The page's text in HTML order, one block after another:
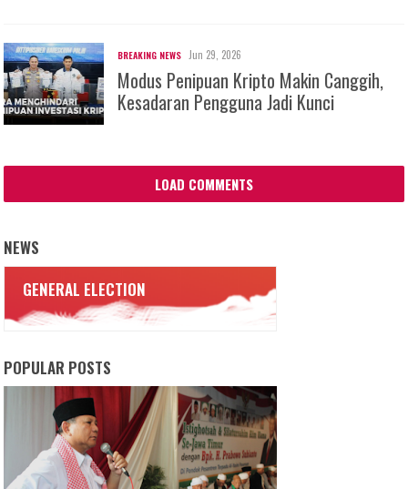
BREAKING NEWS Jun 29, 2026
Modus Penipuan Kripto Makin Canggih,
Kesadaran Pengguna Jadi Kunci
LOAD COMMENTS
NEWS
GENERAL ELECTION
POPULAR POSTS